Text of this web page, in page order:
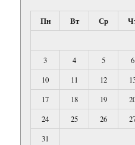
Пн Вт Ср
3
4 5 6
10
11 12
17
18 19
24
25 26
31